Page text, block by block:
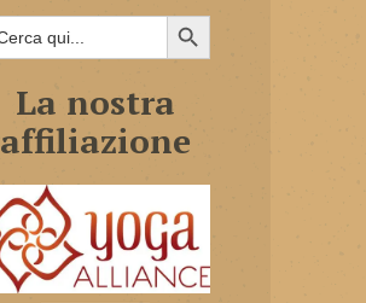
Search
for:
SEARCH BUTTON
La nostra
affiliazione